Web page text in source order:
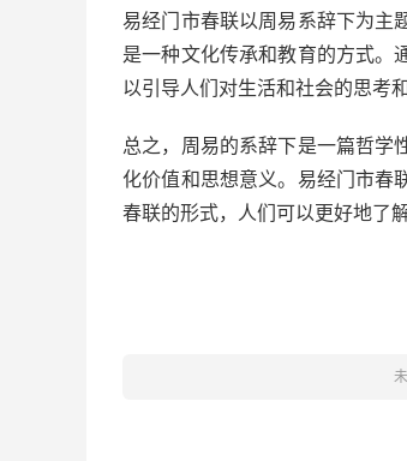
易经门市春联以周易系辞下为主
是一种文化传承和教育的方式。
以引导人们对生活和社会的思考和
总之，周易的系辞下是一篇哲学
化价值和思想意义。易经门市春
春联的形式，人们可以更好地了